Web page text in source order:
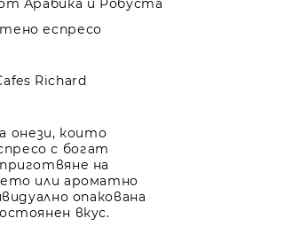
Арабика и Робуста
еспресо
Richard
онези, които
с богат
на
или ароматно
опакована
вкус.